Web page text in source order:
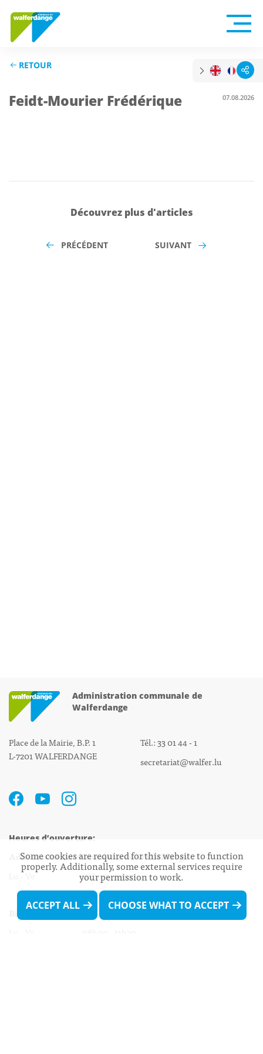
RETOUR
Feidt-Mourier Frédérique 07.08.2026
Découvrez plus d'articles
PRÉCÉDENT SUIVANT
Administration communale de
Walferdange
Place de la Mairie, B.P. 1
L-7201 WALFERDANGE
Tél.: 33 01 44 - 1
secretariat@walfer.lu
Heures d’ouverture:
Administration communale de Walferdange
Lu - Ve 08h00 - 11h30
13h30 - 16h00
Biergercenter
Some cookies are required for this website to function
properly. Additionally, some external services require
your permission to work.
ACCEPT ALL CHOOSE WHAT TO ACCEPT